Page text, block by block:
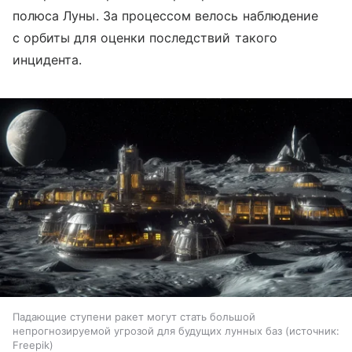
полюса Луны. За процессом велось наблюдение
с орбиты для оценки последствий такого
инцидента.
Падающие ступени ракет могут стать большой
непрогнозируемой угрозой для будущих лунных баз
источник:
Freepik